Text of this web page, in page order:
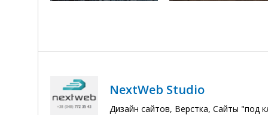
NextWeb Studio
Дизайн сайтов, Верстка, Сайты "под